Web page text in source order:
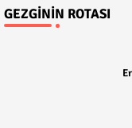
GEZGININ ROTASI